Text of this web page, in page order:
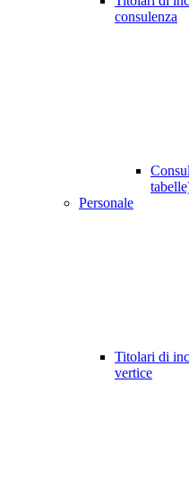
consulenza
Personale
Titolari di
vertice